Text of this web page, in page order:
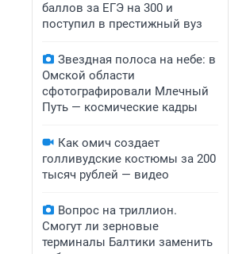
баллов за ЕГЭ на 300 и
поступил в престижный вуз
Звездная полоса на небе: в
Омской области
сфотографировали Млечный
Путь — космические кадры
Как омич создает
голливудские костюмы за 200
тысяч рублей — видео
Вопрос на триллион.
Смогут ли зерновые
терминалы Балтики заменить